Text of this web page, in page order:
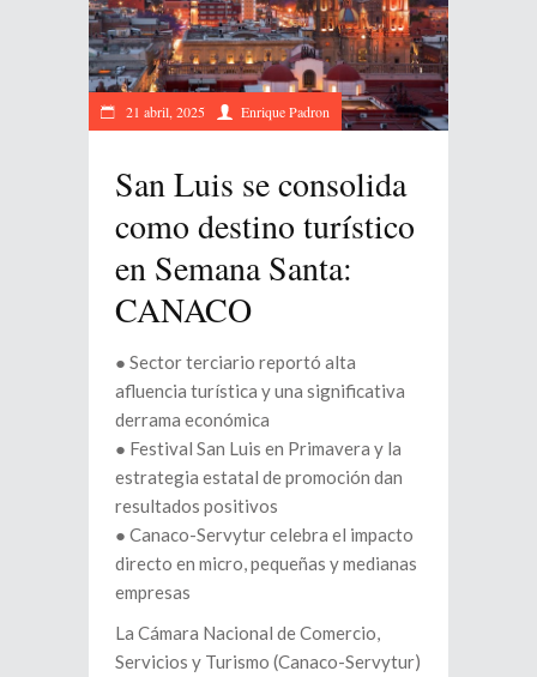
21 abril, 2025 Enrique Padron
San Luis se consolida
como destino turístico
en Semana Santa:
CANACO
● Sector terciario reportó alta
afluencia turística y una significativa
derrama económica
● Festival San Luis en Primavera y la
estrategia estatal de promoción dan
resultados positivos
● Canaco-Servytur celebra el impacto
directo en micro, pequeñas y medianas
empresas
La Cámara Nacional de Comercio,
Servicios y Turismo (Canaco-Servytur)